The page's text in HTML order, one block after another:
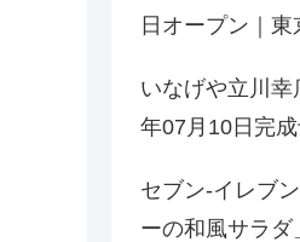
日オープン｜東
いなげや立川
年07月10日完
セブン-イレブ
ーの和風サラ